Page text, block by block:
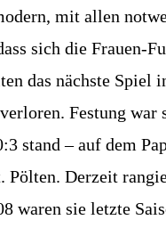
mit allen
sich die Frauen-
das nächste Spiel
Festung
stand – auf dem
Derzeit
waren sie letzte